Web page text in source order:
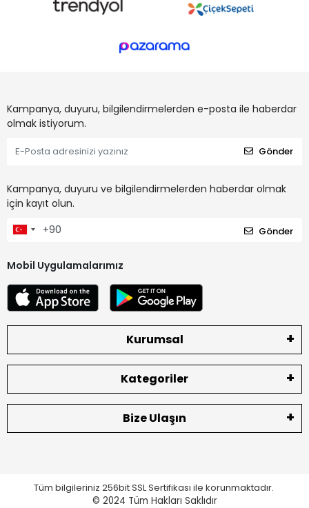
Kampanya, duyuru, bilgilendirmelerden e-posta ile haberdar
olmak istiyorum.
Gönder
Kampanya, duyuru ve bilgilendirmelerden haberdar olmak
için kayıt olun.
Gönder
Mobil Uygulamalarımız
Kurumsal
Kategoriler
Bize Ulaşın
Tüm bilgileriniz 256bit SSL Sertifikası ile korunmaktadır.
© 2024 Tüm Hakları Saklıdır